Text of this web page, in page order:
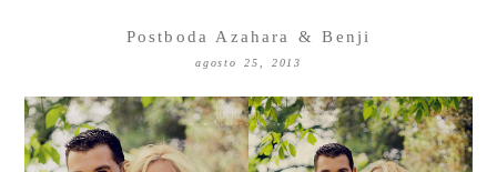
Postboda Azahara & Benji
agosto 25, 2013